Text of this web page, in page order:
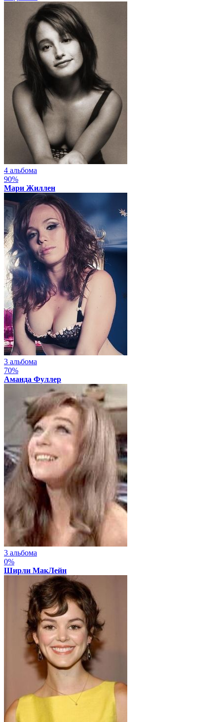
4 альбома
90%
Мари Жиллен
3 альбома
70%
Аманда Фуллер
3 альбома
0%
Ширли МакЛейн